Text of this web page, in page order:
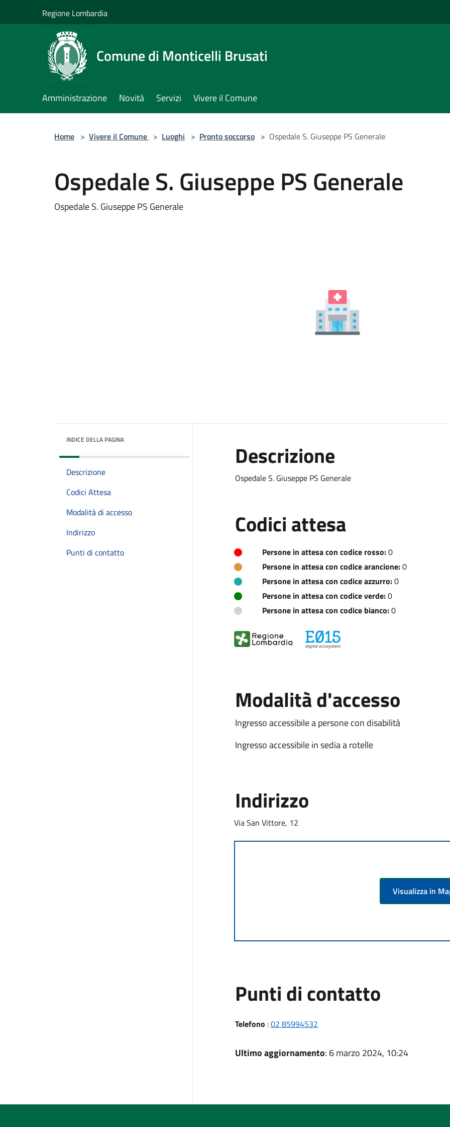
Regione Lombardia
Comune di Monticelli Brusati
Amministrazione Novità Servizi Vivere il Comune
Home > Vivere il Comune > Luoghi > Pronto soccorso > Ospedale S. Giuseppe PS Generale
Ospedale S. Giuseppe PS Generale
Ospedale S. Giuseppe PS Generale
INDICE DELLA PAGINA
Descrizione
Codici Attesa
Modalità di accesso
Indirizzo
Punti di contatto
Descrizione
Ospedale S. Giuseppe PS Generale
Codici attesa
Persone in attesa con codice rosso:0
Persone in attesa con codice arancione:0
Persone in attesa con codice azzurro:0
Persone in attesa con codice verde:0
Persone in attesa con codice bianco:0
Modalità d'accesso
Ingresso accessibile a persone con disabilità
Ingresso accessibile in sedia a rotelle
Indirizzo
Via San Vittore, 12
Visualizza in
Punti di contatto
Telefono :02 85994532
Ultimo aggiornamento: 6 marzo 2024, 10:24